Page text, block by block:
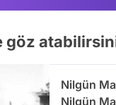
göz
Nilgün
Nilgün